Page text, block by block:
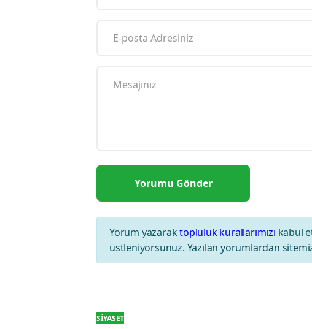
Yorum yazaraktopluluk kurallarımızı kabul
üstleniyorsunuz. Yazılan yorumlardan
SIYASET